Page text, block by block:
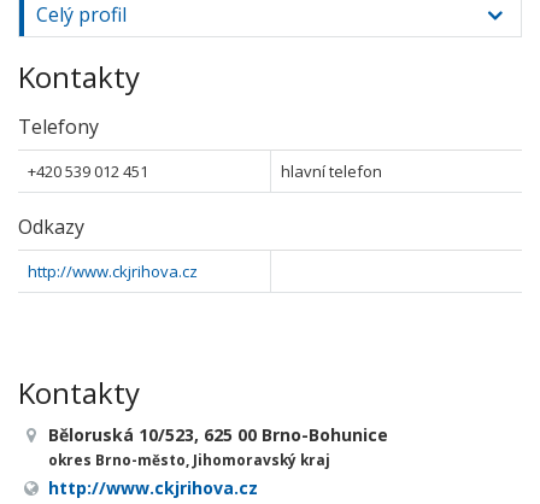
Celý profil
Kontakty
Telefony
+420 539 012 451 hlavní telefon
Odkazy
http://www.ckjrihova.cz
Kontakty
Běloruská 10/523, 625 00 Brno-Bohunice
okres Brno-město, Jihomoravský kraj
http://www.ckjrihova.cz